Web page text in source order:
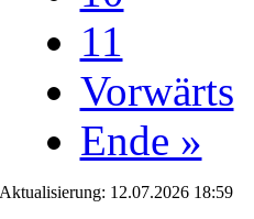
11
Vorwärts
Ende »
12.07.2026